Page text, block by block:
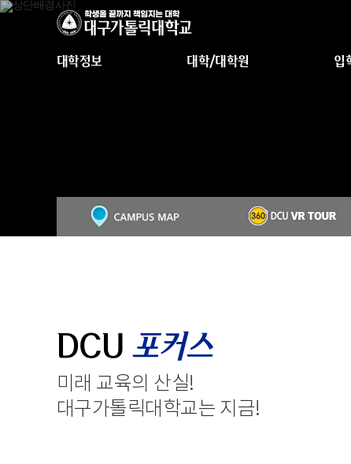
대학정보 대학/대학원 입
DCU 포커스
미래 교육의 산실!
대구가톨릭대학교는 지금!